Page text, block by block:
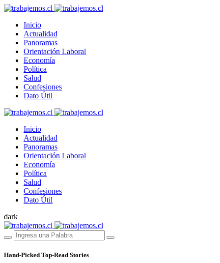
Inicio
Actualidad
Panoramas
Orientación Laboral
Economía
Política
Salud
Confesiones
Dato Útil
Inicio
Actualidad
Panoramas
Orientación Laboral
Economía
Política
Salud
Confesiones
Dato Útil
dark
Hand-Picked Top-Read Stories